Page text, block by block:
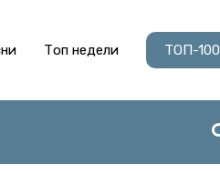
Топ недели ТОП-100